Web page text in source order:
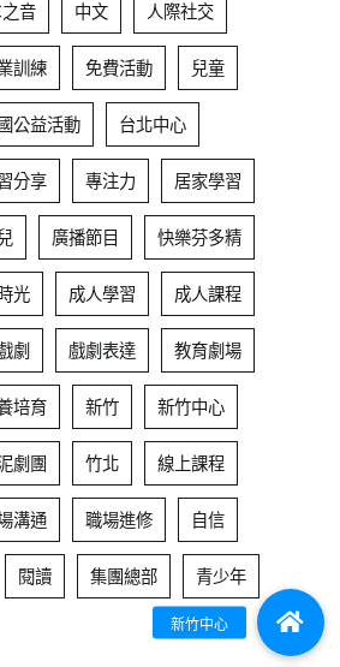
音 中文 人際社交
訓練 免費活動 兒童
公益活動 台北中心
分享 專注力 居家學習
廣播節目 快樂芬多精
光 成人學習 成人課程
劇 戲劇表達 教育劇場
培育 新竹 新竹中心
劇團 竹北 線上課程
溝通 職場進修 自信
閱讀 集團總部 青少年